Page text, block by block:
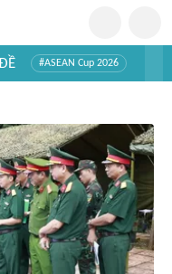
#ASEAN Cup 2026